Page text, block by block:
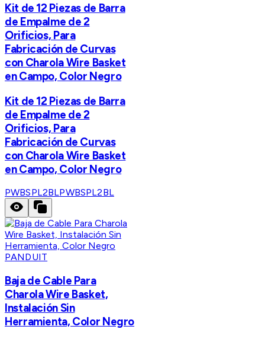
Kit de 12 Piezas de Barra
de Empalme de 2
Orificios, Para
Fabricación de Curvas
con Charola Wire Basket
en Campo, Color Negro
Kit de 12 Piezas de Barra
de Empalme de 2
Orificios, Para
Fabricación de Curvas
con Charola Wire Basket
en Campo, Color Negro
PWBSPL2BLPWBSPL2BL
PANDUIT
Baja de Cable Para
Charola Wire Basket,
Instalación Sin
Herramienta, Color Negro